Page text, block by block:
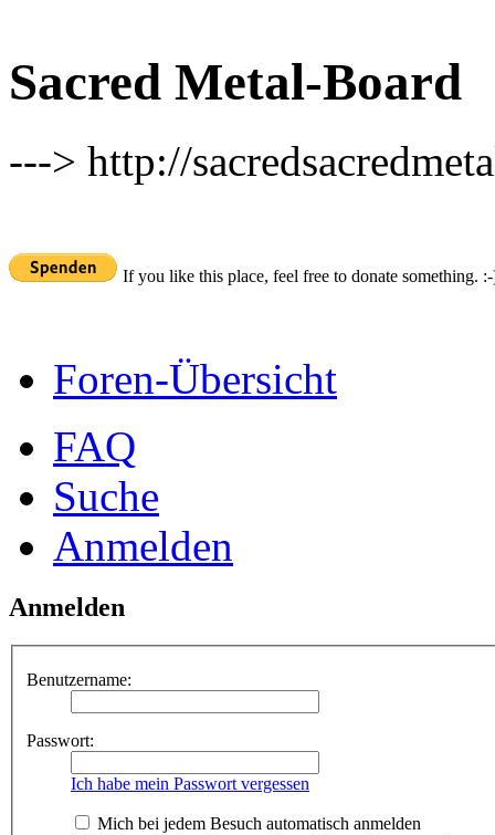
Sacred Metal-Board
---> http://
If you like this place, feel free to donate something.
Foren-Übersicht
FAQ
Suche
Anmelden
Anmelden
Benutzername:
Passwort:
Ich habe mein Passwort vergessen
Mich bei jedem Besuch automatisch anmelden